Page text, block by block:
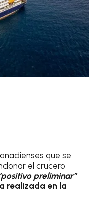
que se
el crucero
preliminar”
realizada en la